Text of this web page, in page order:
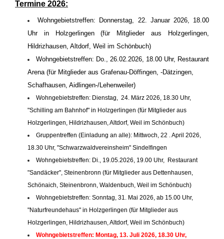
Termine 2026:
Wohngebietstreffen: Donnerstag, 22. Januar 2026, 18.00
Uhr in Holzgerlingen (für Mitglieder aus Holzgerlingen,
Hildrizhausen, Altdorf, Weil im Schönbuch)
Wohngebietstreffen: Do., 26.02.2026, 18.00 Uhr, Restaurant
Arena (für Mitglieder aus Grafenau-Döffingen, -Dätzingen,
Schafhausen, Aidlingen-/Lehenweiler)
Wohngebietstreffen: Dienstag, 24. März 2026, 18.30 Uhr,
"Schilling am Bahnhof" in Holzgerlingen (für Mitglieder aus
Holzgerlingen, Hildrizhausen, Altdorf, Weil im Schönbuch)
Gruppentreffen (Einladung an alle): Mittwoch, 22 . April 2026,
18.30 Uhr, "Schwarzwaldvereinsheim" Sindelfingen
Wohngebietstreffen: Di., 19.05.2026, 19.00 Uhr, Restaurant
"Sandäcker", Steinenbronn (für Mitglieder aus Dettenhausen,
Schönaich, Steinenbronn, Waldenbuch, Weil im Schönbuch)
Wohngebietstreffen: Sonntag, 31. Mai 2026, ab 15.00 Uhr,
"Naturfreundehaus" in Holzgerlingen (für Mitglieder aus
Holzgerlingen, Hildrizhausen, Altdorf, Weil im Schönbuch)
Wohngebietstreffen: Montag, 13. Juli 2026, 18.30 Uhr,